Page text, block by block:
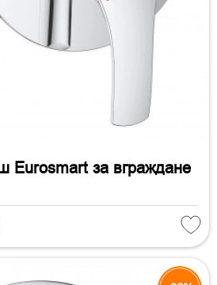
Eurosmart за вграждане